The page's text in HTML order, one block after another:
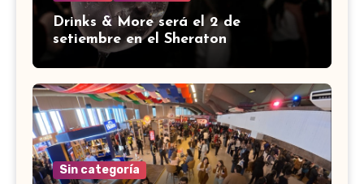
Drinks & More será el 2 de
setiembre en el Sheraton
Sin categoría